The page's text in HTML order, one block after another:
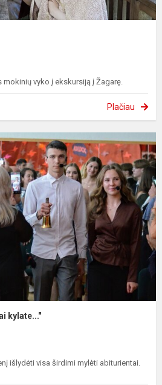
mokinių vyko į ekskursiją į Žagarę.
Plačiau
kylate..."
išlydėti visa širdimi mylėti abiturientai.